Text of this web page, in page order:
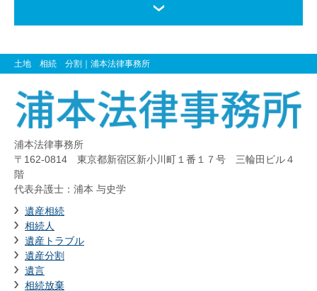
土地 相続 分割 ｜浦本法律事務所
浦本法律事務所
〒162-0814 東京都新宿区新小川町１番１７号 三輪田ビル４
階
代表弁護士：浦本 与史学
遺産相続
相続人
遺産トラブル
遺産分割
遺言
相続放棄